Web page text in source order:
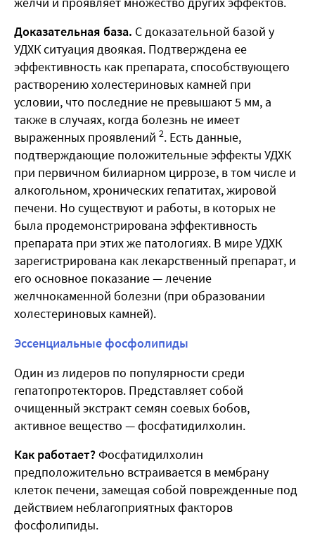
Доказательная база. С доказательной базой у
УДХК ситуация двоякая. Подтверждена ее
эффективность как препарата, способствующего
растворению холестериновых камней при
условии, что последние не превышают 5 мм, а
также в случаях, когда болезнь не имеет
выраженных проявлений 2. Есть данные,
подтверждающие положительные эффекты УДХК
при первичном билиарном циррозе, в том числе и
алкогольном, хронических гепатитах, жировой
печени. Но существуют и работы, в которых не
была продемонстрирована эффективность
препарата при этих же патологиях. В мире УДХК
зарегистрирована как лекарственный препарат, и
его основное показание — лечение
желчнокаменной болезни (при образовании
холестериновых камней).
Эссенциальные фосфолипиды
Один из лидеров по популярности среди
гепатопротекторов. Представляет собой
очищенный экстракт семян соевых бобов,
активное вещество — фосфатидилхолин.
Как работает?Фосфатидилхолин
предположительно встраивается в мембрану
клеток печени, замещая собой поврежденные под
действием неблагоприятных факторов
фосфолипиды.